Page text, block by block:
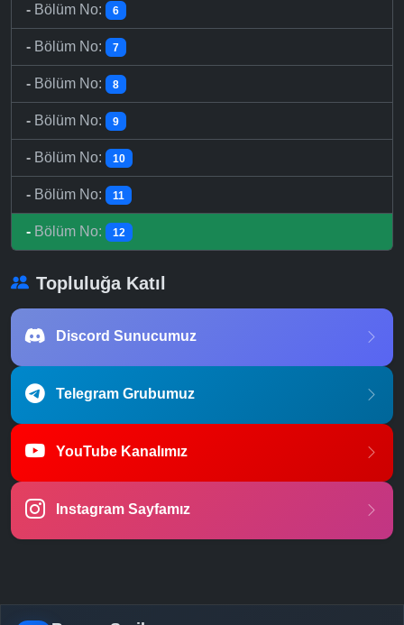
- Bölüm No: 6
- Bölüm No: 7
- Bölüm No: 8
- Bölüm No: 9
- Bölüm No: 10
- Bölüm No: 11
- Bölüm No: 12
Topluluğa Katıl
Discord Sunucumuz
Telegram Grubumuz
YouTube Kanalımız
Instagram Sayfamız